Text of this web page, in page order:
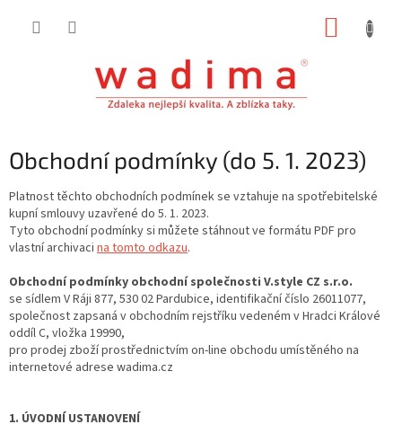
Obchodní podmínky (do 5. 1. 2023)
Platnost těchto obchodních podmínek se vztahuje na spotřebitelské
kupní smlouvy uzavřené do 5. 1. 2023.
Tyto obchodní podmínky si můžete stáhnout ve formátu PDF pro
vlastní archivaci na tomto odkazu.
Obchodní podmínky obchodní společnosti V.style CZ s.r.o.
se sídlem V Ráji 877, 530 02 Pardubice, identifikační číslo 26011077,
společnost zapsaná v obchodním rejstříku vedeném v Hradci Králové
oddíl C, vložka 19990,
pro prodej zboží prostřednictvím on-line obchodu umístěného na
internetové adrese wadima.cz
1. ÚVODNÍ USTANOVENÍ